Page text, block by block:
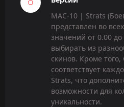
MAC-10 | Strats
представлен во
значений от 0.00
выбирать из
скинов. Кроме
соответствует
Strats, что
возможности для
уникальности.